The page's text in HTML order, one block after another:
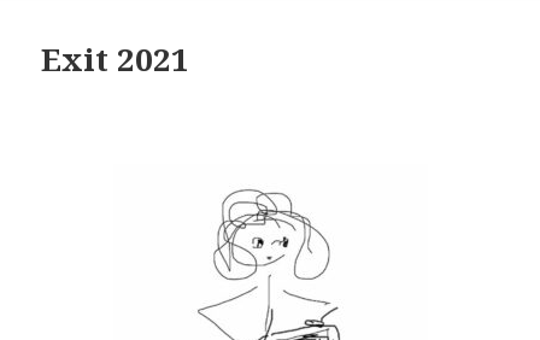
Exit 2021